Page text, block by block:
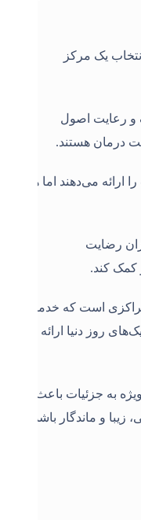
یک مرکز
و رعایت اصول
درمان هستند.
ارائه می‌دهند اما همه
رضایت
کمک کند.
است که خدمات
روز دنیا ارائه
به جزئیات باعث
و ماندگار باشد.